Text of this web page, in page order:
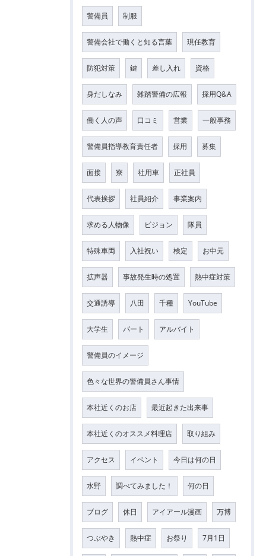
警備員 制服
警備会社で働くと知る言葉 現任教育
防犯対策 鍵 差し入れ 資格
身だしなみ 雑踏警備の広報 採用Q&A
働く人の声 口コミ 営業 一般事務
警備員指導教育責任者 採用 募集
面接 寮 社用車 正社員
代表挨拶 社員紹介 事業案内
求める人物像 ビジョン 隊員
特殊車両 入社祝い 検定 お中元
拡声器 事故発生時の処置 熱中症対策
交通誘導 八田 千種 YouTube
大学生 パート アルバイト
警備員のイメージ
色々な世界の警備員さん事情
本社近くのお店 最近起きた出来事
本社近くのオススメ料理店 取り組み
アクセス イベント 今日は何の日
水野 調べてみました！ 何の日
ブログ 休日 アイアール漫画 万博
つぶやき 熱中症 お祭り 7月1日